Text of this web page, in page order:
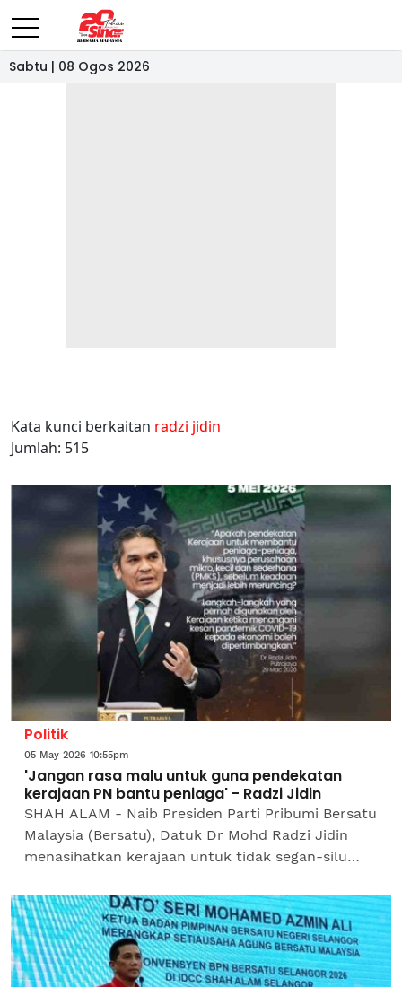
Sabtu | 08 Ogos 2026
Kata kunci berkaitan radzi jidin
Jumlah: 515
Politik
05 May 2026 10:55pm
'Jangan rasa malu untuk guna pendekatan
kerajaan PN bantu peniaga' - Radzi Jidin
SHAH ALAM - Naib Presiden Parti Pribumi Bersatu
Malaysia (Bersatu), Datuk Dr Mohd Radzi Jidin
menasihatkan kerajaan untuk tidak segan-silu
Perikatan Nasional...